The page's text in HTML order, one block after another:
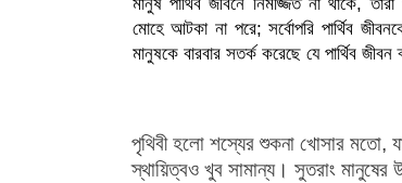
মোহে আটকা না পরে; সর্বোপরি পার্থিব
মানুষকে বারবার সতর্ক করেছে যে পার্থিব
পৃথিবী হলো শস্যের শুকনা খোসার মতো,
স্থায়িত্বও খুব সামান্য। সুতরাং মানুষের